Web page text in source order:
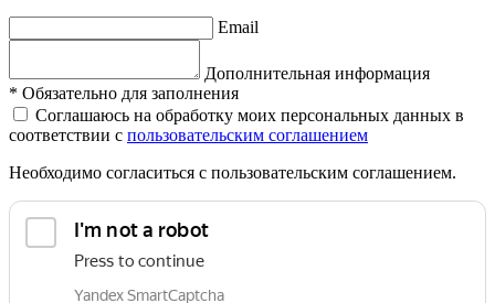
Email
Дополнительная информация
* Обязательно для заполнения
Соглашаюсь на обработку моих персональных данных в
соответствии с пользовательским соглашением
Необходимо согласиться с пользовательским соглашением.